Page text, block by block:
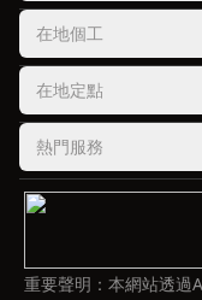
在地個工
在地定點
熱門服務
重要聲明：本網站透過